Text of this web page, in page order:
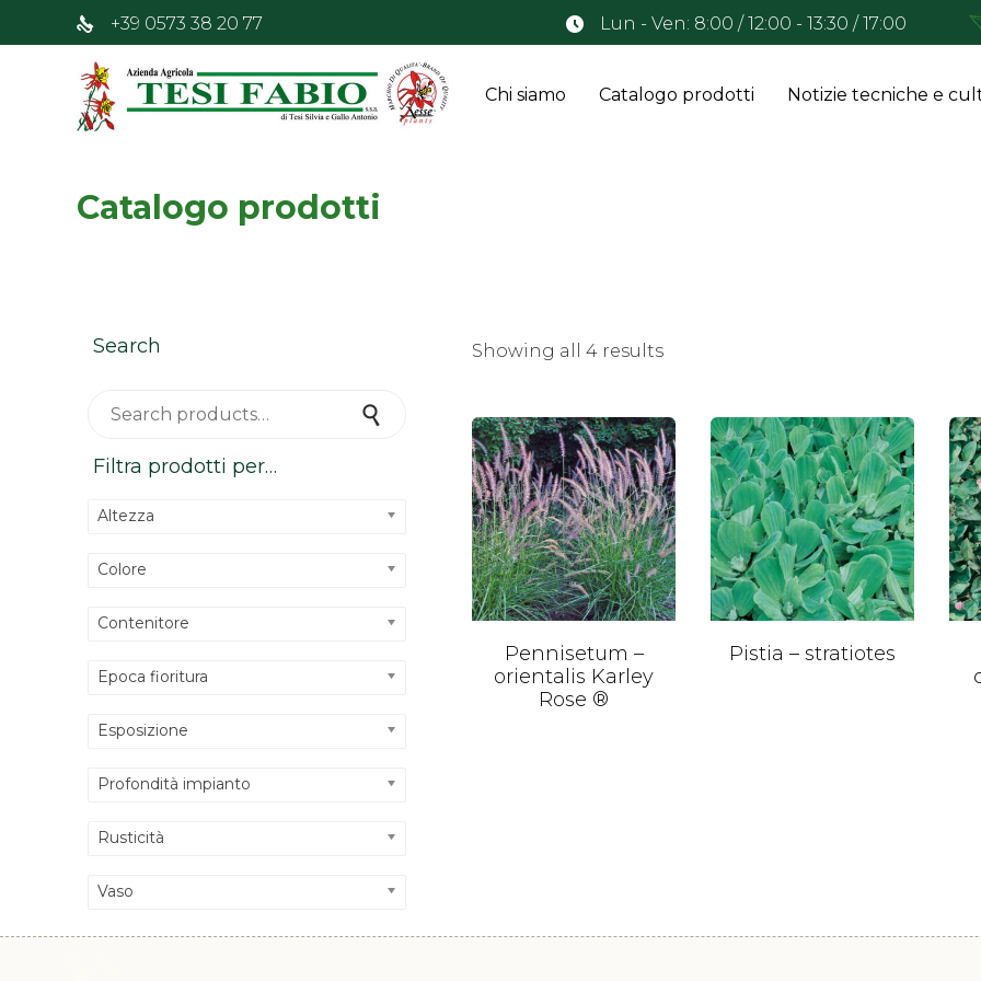
+39 0573 38 20 77 Lun - Ven: 8:00 / 12:00 - 13:30 / 17:00
Chi siamo Catalogo prodotti Notizie tecniche e
Catalogo prodotti
Showing all 4 results
Pennisetum –
orientalis Karley
Rose ®
Pistia – stratiotes
Search
Search
Filtra prodotti per…
Altezza
Colore
Contenitore
Epoca fioritura
Esposizione
Profondità impianto
Rusticità
Vaso